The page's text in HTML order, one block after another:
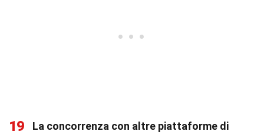
19
La concorrenza con altre piattaforme di